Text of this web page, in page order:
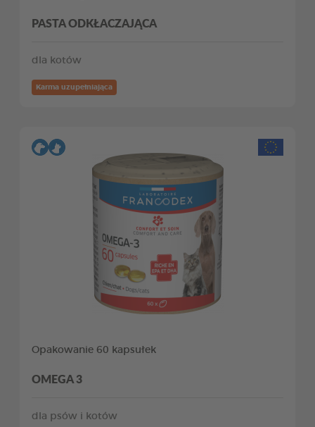
PASTA ODKŁACZAJĄCA
dla kotów
Karma uzupełniająca
Opakowanie 60 kapsułek
OMEGA 3
dla psów i kotów